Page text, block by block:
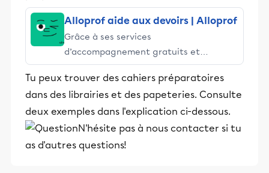
Alloprof aide aux devoirs | Alloprof
Grâce à ses services
d’accompagnement gratuits et
stimulants, Alloprof engage les élèves
et leurs parents dans la réussite
éducative.
Tu peux trouver des cahiers préparatoires
dans des librairies et des papeteries. Consulte
deux exemples dans l'explication ci-dessous.
N'hésite pas à nous contacter si tu
as d'autres questions!